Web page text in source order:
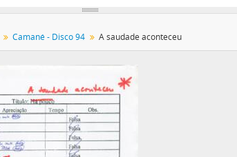
letras, alinhamentos)
canções + alinhamento e programa de gravações ao vivo
Mário Branco e a EMI-Valentim de Carvalho
Camané - Disco 94 A saudade aconteceu